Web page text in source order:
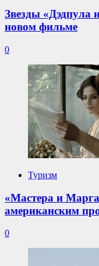
Звезды «Дэдпула
новом фильме
0
Туризм
«Мастера и
американским
0